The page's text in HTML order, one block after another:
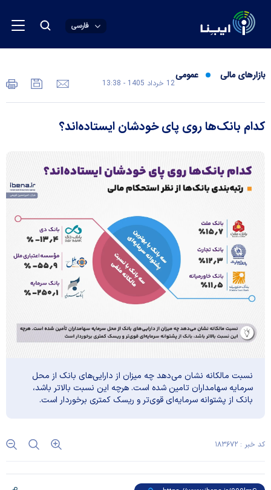
فارسی
بازارهای مالی عمومی
12 خرداد 1405 - 13:38
کدام بانک‌ها روی پای خودشان ایستاده‌اند؟
نسبت مالکانه نشان می‌دهد چه میزان از دارایی‌های بانک از محل
سرمایه سهامداران تامین شده است. هرچه این نسبت بالاتر باشد،
بانک از پشتوانه سرمایه‌ای قوی‌تر و ریسک کمتری برخوردار است.
کد خبر : ۱۸۳۶۷۲